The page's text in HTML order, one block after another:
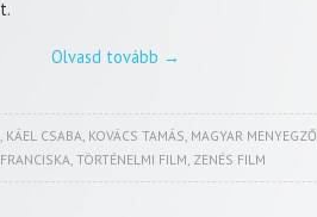
Olvasd tovább →
, KÁEL CSABA, KOVÁCS TAMÁS, MAGYAR MENYEGZŐ
, TÖRTÉNELMI FILM, ZENÉS FILM